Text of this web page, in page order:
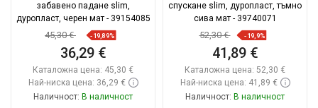
забавено падане slim,
дуропласт, черен мат - 39154085
45,30 € -19,89%
36,29 €
Каталожна цена: 45,30 €
Най-ниска цена: 36,29 €
Наличност: В наличност
спускане slim, дуропласт, тъмно
сива мат - 39740071
52,30 € -19,9%
41,89 €
Каталожна цена: 52,30 €
Най-ниска цена: 41,89 €
Наличност: В наличност